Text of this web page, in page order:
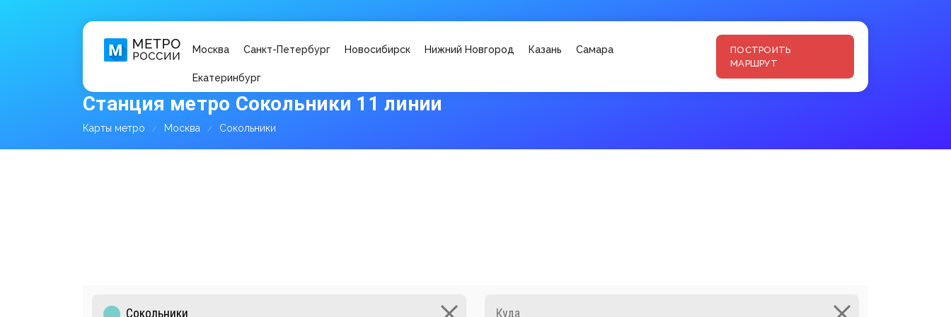
Москва Санкт-Петербург Новосибирск Нижний Новгород Казань Самара
Екатеринбург
ПОСТРОИТЬ
МАРШРУТ
Станция метро Сокольники 11 линии
Карты метро Москва Сокольники